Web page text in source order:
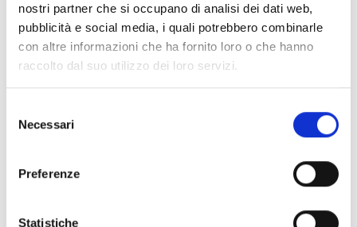
nostri partner che si occupano di analisi dei dati web,
pubblicità e social media, i quali potrebbero combinarle
con altre informazioni che ha fornito loro o che hanno
raccolto dal suo utilizzo dei loro servizi.
delNecessari
Preferenze
Statistiche
finanziato da COOPI e prevede una quota di partecipazione
individuale di500,00 euro + iva.
id=3876&ln=
selezione@coopi.org
Vi aspettiamo!